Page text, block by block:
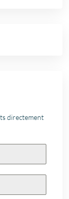
directement